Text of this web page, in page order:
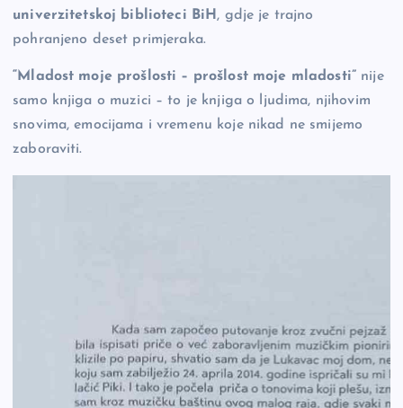
univerzitetskoj biblioteci BiH, gdje je trajno
pohranjeno deset primjeraka.
“Mladost moje prošlosti – prošlost moje mladosti”nije
samo knjiga o muzici – to je knjiga o ljudima, njihovim
snovima, emocijama i vremenu koje nikad ne smijemo
zaboraviti.